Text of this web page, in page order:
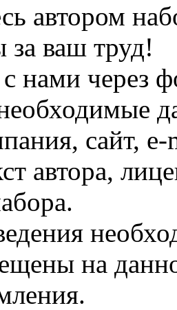
автором
за ваш труд!
нами через
сайт, e-
автора,
на